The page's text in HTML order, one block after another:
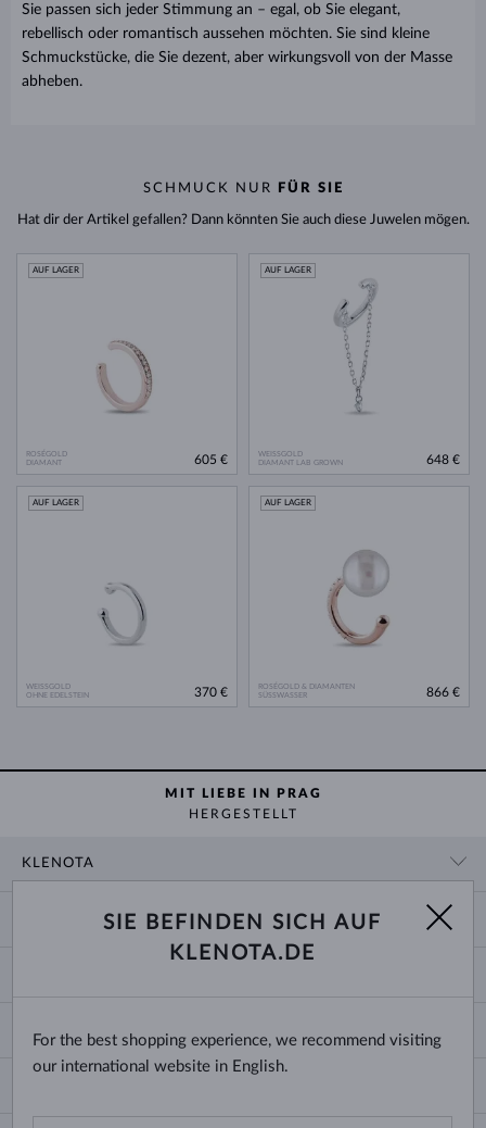
Sie passen sich jeder Stimmung an – egal, ob Sie elegant,
rebellisch oder romantisch aussehen möchten. Sie sind kleine
Schmuckstücke, die Sie dezent, aber wirkungsvoll von der Masse
abheben.
SCHMUCK NUR FÜR SIE
Hat dir der Artikel gefallen? Dann könnten Sie auch diese Juwelen mögen.
ROSÉGOLD
DIAMANT
AUF LAGER
605 €
WEISSGOLD
DIAMANT LAB GROWN
AUF LAGER
648 €
WEISSGOLD
OHNE EDELSTEIN
AUF LAGER
370 €
ROSÉGOLD & DIAMANTEN
SÜSSWASSER
AUF LAGER
866 €
MIT LIEBE IN PRAG
HERGESTELLT
KLENOTA
SHOWROOM
BLOG
ZAHLUNG UND VERSAND
TRAURINGE AUSWÄHLEN
ECHTHEITSZERTIFIKATE
KETTENGRÖSSEN UND -ARTEN
ARMBANDGRÖSSEN
Deutschland & Österreich
SIE BEFINDEN SICH AUF
KLENOTA.DE
For the best shopping experience, we recommend visiting
our international website in English.